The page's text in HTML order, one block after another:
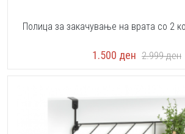
Полица за закачување на врата со 2
1.500 ден 2.999ден